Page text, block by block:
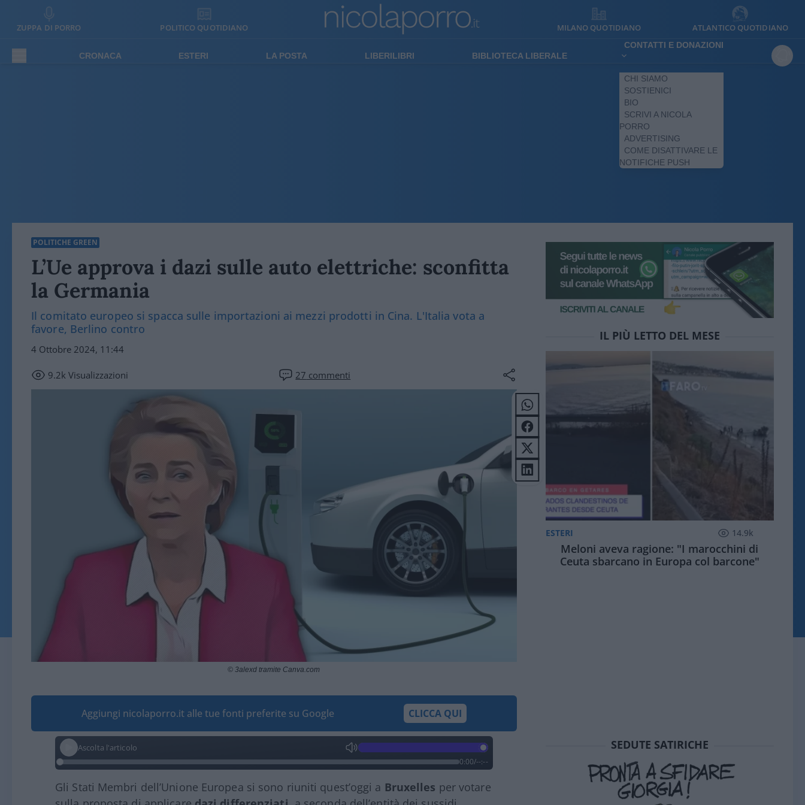
ZUPPA DI PORRO POLITICO QUOTIDIANO MILANO QUOTIDIANO ATLANTICO QUOTIDIANO
CRONACA ESTERI LA POSTA LIBERILIBRI BIBLIOTECA LIBERALE
CONTATTI E DONAZIONI
CHI SIAMO
SOSTIENICI
BIO
SCRIVI A NICOLA
PORRO
ADVERTISING
COME DISATTIVARE LE
NOTIFICHE PUSH
POLITICHE GREEN
L’Ue approva i dazi sulle auto elettriche: sconfitta
la Germania
Il comitato europeo si spacca sulle importazioni ai mezzi prodotti in Cina. L'Italia vota a
favore, Berlino contro
4 Ottobre 2024, 11:44
9.2k Visualizzazioni 27 commenti
© 3alexd tramite Canva.com
Aggiungi nicolaporro.it alle tue fonti preferite su Google CLICCA QUI
Ascolta l'articolo
0:00/--:--
Gli Stati Membri dell’Unione Europea si sono riuniti quest’oggi a Bruxelles per votare
IL PIÙ LETTO DEL MESE
ESTERI 14.9k
Meloni aveva ragione: "I marocchini di
Ceuta sbarcano in Europa col barcone"
SEDUTE SATIRICHE